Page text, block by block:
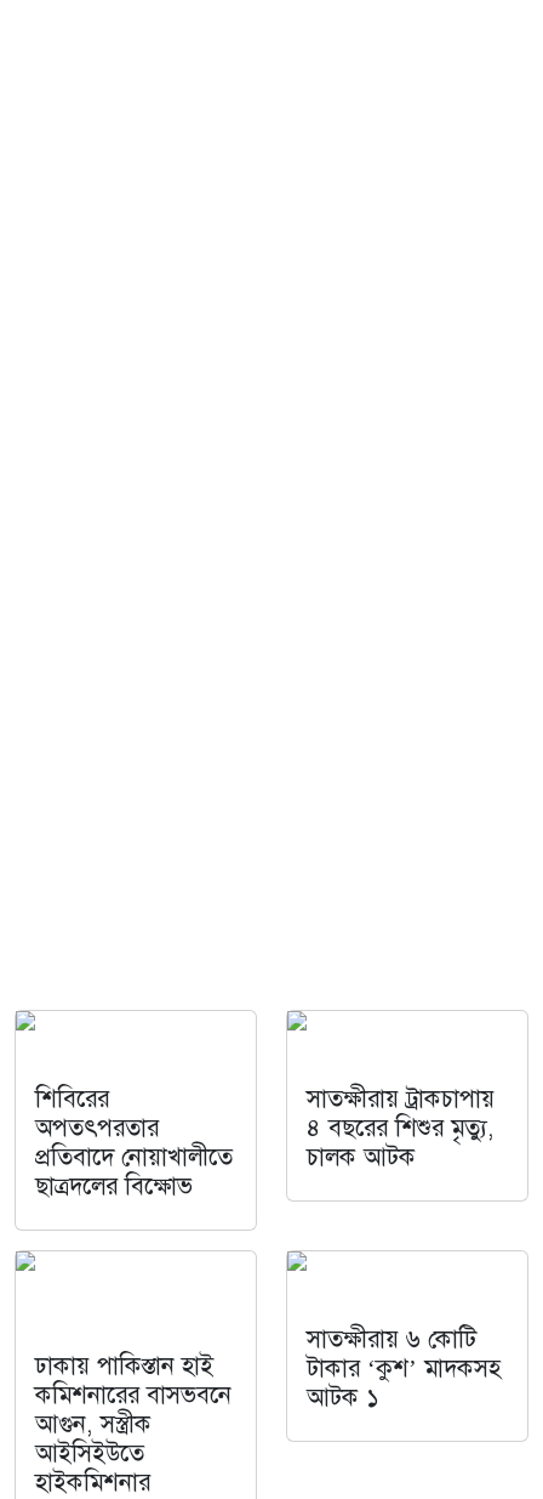
শিবিরের
অপতৎপরতার
প্রতিবাদে নোয়াখালীতে
ছাত্রদলের বিক্ষোভ
সাতক্ষীরায় ট্রাকচাপায়
৪ বছরের শিশুর মৃত্যু,
চালক আটক
ঢাকায় পাকিস্তান হাই
কমিশনারের বাসভবনে
আগুন, সস্ত্রীক
আইসিইউতে
হাইকমিশনার
সাতক্ষীরায় ৬ কোটি
টাকার ‘কুশ’ মাদকসহ
আটক ১